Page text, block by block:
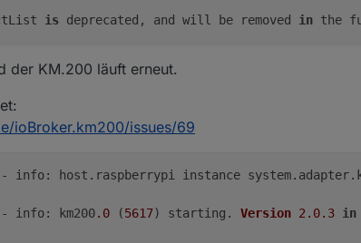
is deprecated, and will be removed in the
der KM.200 läuft erneut.
ioBroker.km200/issues/69
- info: host. raspberrypi instance system. adapter.
- info: km200.0 (5617) starting. Version 2.0.3 in